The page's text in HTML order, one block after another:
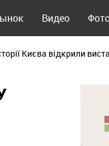
Видео
Києва відкрили